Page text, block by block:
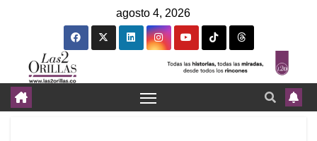
agosto 4, 2026